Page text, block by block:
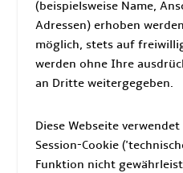
(beispielsweise Name,
Adressen) erhoben
möglich, stets auf
werden ohne Ihre
an Dritte weitergegeben.
Diese Webseite
Session-Cookie
Funktion nicht